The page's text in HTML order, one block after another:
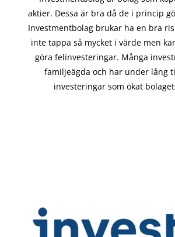
aktier. Dessa är bra då de i princip
Investmentbolag brukar ha en bra
inte tappa så mycket i värde men
göra felinvesteringar. Många
familjeägda och har under lång
investeringar som ökat